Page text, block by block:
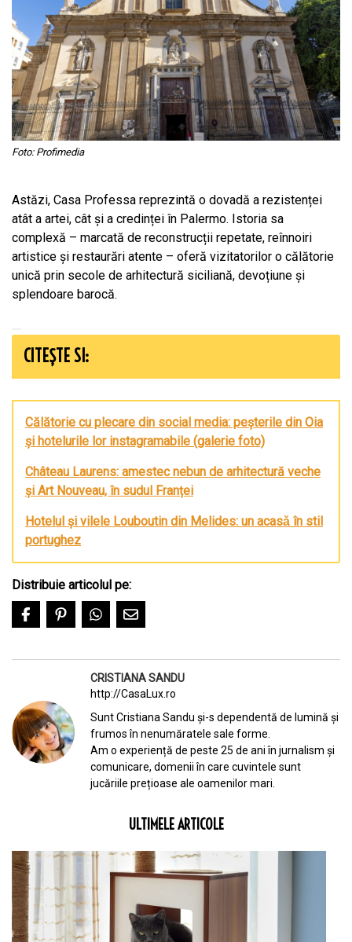
Foto: Profimedia
Astăzi, Casa Professa reprezintă o dovadă a rezistenței
atât a artei, cât și a credinței în Palermo. Istoria sa
complexă – marcată de reconstrucții repetate, reînnoiri
artistice și restaurări atente – oferă vizitatorilor o călătorie
unică prin secole de arhitectură siciliană, devoțiune și
splendoare barocă.
CITEȘTE SI:
Călătorie cu plecare din social media: peșterile din Oia
și hotelurile lor instagramabile (galerie foto)
Château Laurens: amestec nebun de arhitectură veche
și Art Nouveau, în sudul Franței
Hotelul și vilele Louboutin din Melides: un acasǎ în stil
portughez
Distribuie articolul pe:
CRISTIANA SANDU
http://CasaLux.ro
Sunt Cristiana Sandu și-s dependentă de lumină și
frumos în nenumăratele sale forme.
Am o experiență de peste 25 de ani în jurnalism și
comunicare, domenii în care cuvintele sunt
jucăriile prețioase ale oamenilor mari.
ULTIMELE ARTICOLE